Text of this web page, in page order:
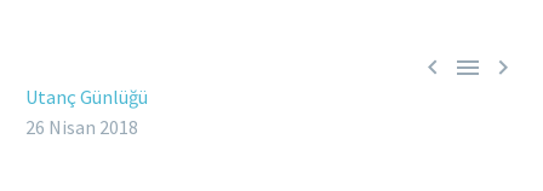
  
Utanç Günlüğü
26 Nisan 2018